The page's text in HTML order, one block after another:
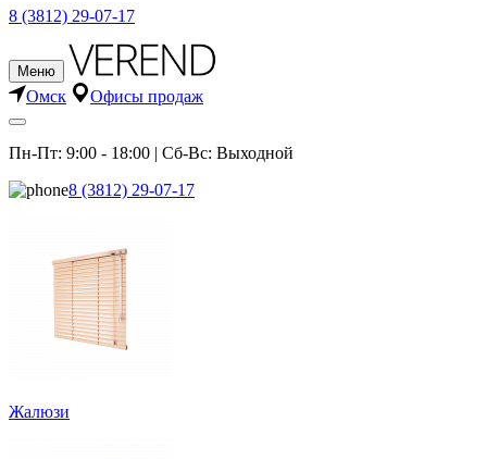
8 (3812) 29-07-17
Меню
Омск Офисы продаж
Пн-Пт: 9:00 - 18:00 | Сб-Вс: Выходной
8 (3812) 29-07-17
Жалюзи